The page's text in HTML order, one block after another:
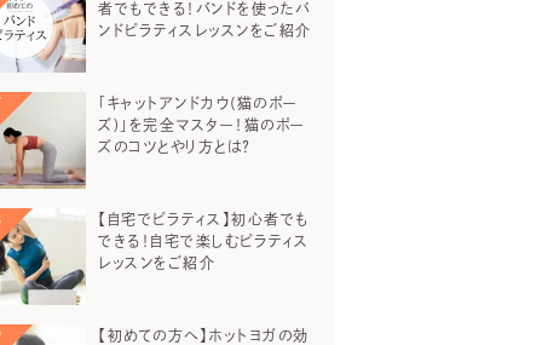
者でもできる！バンドを使ったバ
ンドピラティスレッスンをご紹介
「キャットアンドカウ(猫のポー
ズ)」を完全マスター！猫のポー
ズのコツとやり方とは？
【自宅でピラティス】初心者でも
できる！自宅で楽しむピラティス
レッスンをご紹介
【初めての方へ】ホットヨガの効